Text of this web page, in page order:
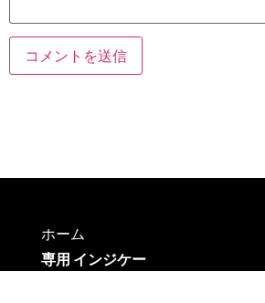
ホーム
専用 インジケー